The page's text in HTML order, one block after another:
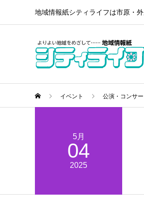
地域情報紙シティライフは市原・
イベント 公演・コンサー
5月
04
2025